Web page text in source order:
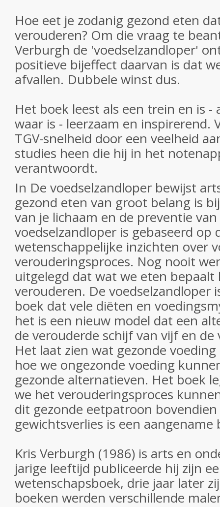
Hoe eet je zodanig gezond eten
verouderen? Om die vraag te
Verburgh de 'voedselzandloper'
positieve bijeffect daarvan is dat
afvallen. Dubbele winst dus.
Het boek leest als een trein en is -
waar is - leerzaam en inspirerend.
TGV-snelheid door een veelheid
studies heen die hij in het
verantwoordt.
In De voedselzandloper bewijst
gezond eten van groot belang is
van je lichaam en de preventie
voedselzandloper is gebaseerd op
wetenschappelijke inzichten over
verouderingsproces. Nog nooit
uitgelegd dat wat we eten bepaalt
verouderen. De voedselzandloper
boek dat vele diëten en
het is een nieuw model dat een
de verouderde schijf van vijf en de
Het laat zien wat gezonde
hoe we ongezonde voeding
gezonde alternatieven. Het boek
we het verouderingsproces
dit gezonde eetpatroon
gewichtsverlies is een aangename
Kris Verburgh (1986) is arts en
jarige leeftijd publiceerde hij zijn
wetenschapsboek, drie jaar later
boeken werden verschillende